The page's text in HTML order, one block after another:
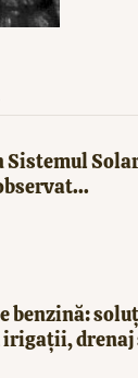
benzină:
irigații, drenaj